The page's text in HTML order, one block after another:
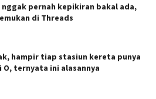
nggak pernah kepikiran bakal ada,
di Threads
hampir tiap stasiun kereta punya
ternyata ini alasannya